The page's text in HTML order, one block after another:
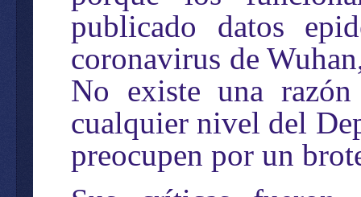
publicado datos
coronavirus de
No existe una
cualquier nivel del
preocupen por un